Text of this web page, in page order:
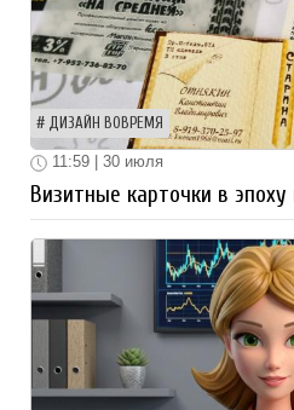
ДИЗАЙН ВОВРЕМЯ
11:59 | 30 июля
Визитные карточки в